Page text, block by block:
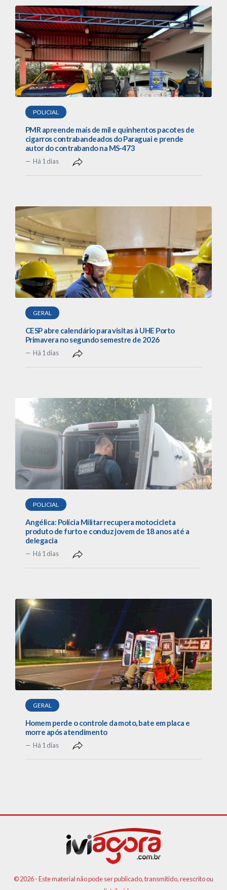
POLICIAL
PMR apreende maís de mil e quinhentos pacotes de
cigarros contrabandeados do Paraguai e prende
autor do contrabando na MS-473
Há 1 dias
GERAL
CESP abre calendário para visitas à UHE Porto
Primavera no segundo semestre de 2026
Há 1 dias
POLICIAL
Angélica: Polícia Militar recupera motocicleta
produto de furto e conduz jovem de 18 anos até a
delegacia
Há 1 dias
GERAL
Homem perde o controle da moto, bate em placa e
morre após atendimento
Há 1 dias
© 2026 - Este material não pode ser publicado, transmitido, reescrito ou